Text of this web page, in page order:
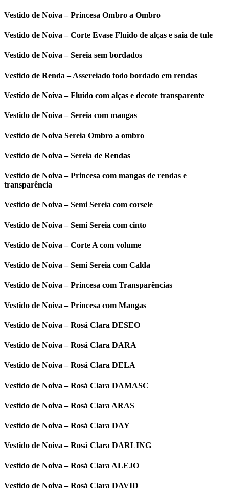
Vestido de Noiva – Princesa Ombro a Ombro
Vestido de Noiva – Corte Evase Fluido de alças e saia de tule
Vestido de Noiva – Sereia sem bordados
Vestido de Renda – Assereiado todo bordado em rendas
Vestido de Noiva – Fluido com alças e decote transparente
Vestido de Noiva – Sereia com mangas
Vestido de Noiva Sereia Ombro a ombro
Vestido de Noiva – Sereia de Rendas
Vestido de Noiva – Princesa com mangas de rendas e
transparência
Vestido de Noiva – Semi Sereia com corsele
Vestido de Noiva – Semi Sereia com cinto
Vestido de Noiva – Corte A com volume
Vestido de Noiva – Semi Sereia com Calda
Vestido de Noiva – Princesa com Transparências
Vestido de Noiva – Princesa com Mangas
Vestido de Noiva – Rosá Clara DESEO
Vestido de Noiva – Rosá Clara DARA
Vestido de Noiva – Rosá Clara DELA
Vestido de Noiva – Rosá Clara DAMASC
Vestido de Noiva – Rosá Clara ARAS
Vestido de Noiva – Rosá Clara DAY
Vestido de Noiva – Rosá Clara DARLING
Vestido de Noiva – Rosá Clara ALEJO
Vestido de Noiva – Rosá Clara DAVID